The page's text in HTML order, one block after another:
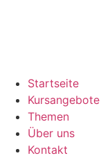
Startseite
Kursangebote
Themen
Über uns
Kontakt